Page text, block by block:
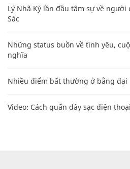
Lý Nhã Kỳ lần đầu tâm sự về
Sác
Những status buồn về tình yêu,
nghĩa
Nhiều điểm bất thường ở bằng đại
Video: Cách quấn dây sạc điện